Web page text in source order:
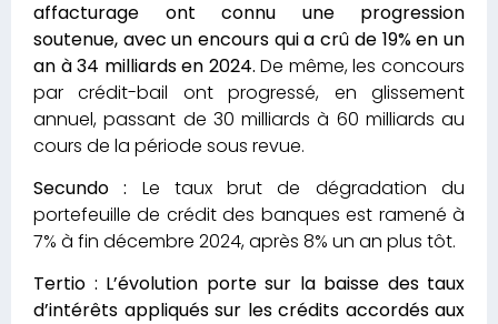
affacturage ont connu une progression
soutenue, avec un encours qui a crû de 19% en un
an à 34 milliards en 2024. De même, les concours
par crédit-bail ont progressé, en glissement
annuel, passant de 30 milliards à 60 milliards au
cours de la période sous revue.
Secundo : Le taux brut de dégradation du
portefeuille de crédit des banques est ramené à
7% à fin décembre 2024, après 8% un an plus tôt.
Tertio : L’évolution porte sur la baisse des taux
d’intérêts appliqués sur les crédits accordés aux